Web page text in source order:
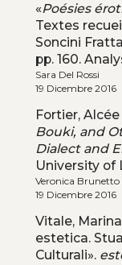
«Poésies
Textes
Soncini
pp. 160.
Sara Del Rossi
19 Dicembre 2016
Fortier, Alcée
Bouki, and
Dialect and
University of
Veronica Brunetto
19 Dicembre 2016
Vitale,
estetica.
Culturali».